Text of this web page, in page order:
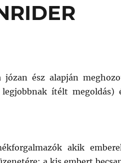
józan ész alapján
ítélt megoldás)
akik